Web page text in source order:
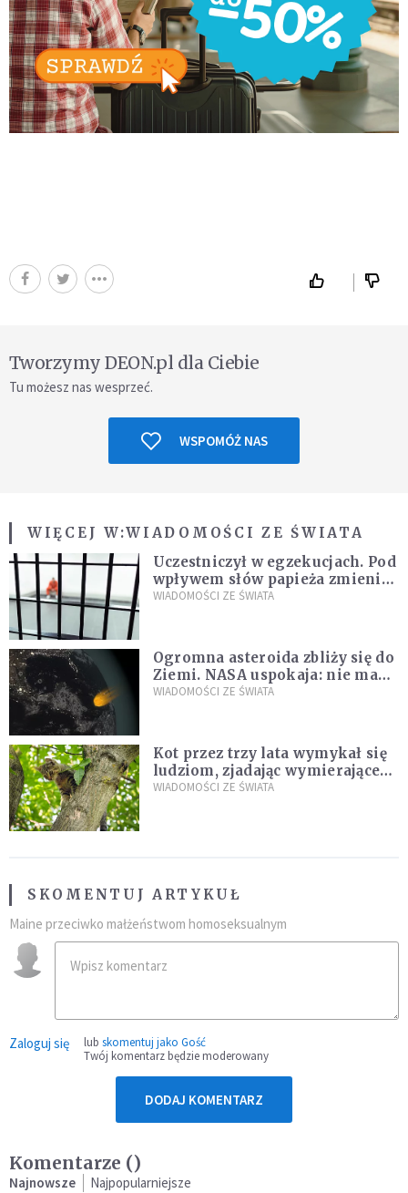
Tworzymy DEON.pl dla Ciebie
Tu możesz nas wesprzeć.
WSPOMÓŻ NAS
WIĘCEJ W:WIADOMOŚCI ZE ŚWIATA
Uczestniczył w egzekucjach. Pod
wpływem słów papieża zmienił
zdanie
WIADOMOŚCI ZE ŚWIATA
Ogromna asteroida zbliży się do
Ziemi. NASA uspokaja: nie ma
zagrożenia
WIADOMOŚCI ZE ŚWIATA
Kot przez trzy lata wymykał się
ludziom, zjadając wymierające
kaczki. W końcu popełnił
WIADOMOŚCI ZE ŚWIATA
SKOMENTUJ ARTYKUŁ
Maine przeciwko małżeństwom homoseksualnym
Zaloguj się lub skomentuj jako Gość
Twój komentarz będzie moderowany
DODAJ KOMENTARZ
Komentarze ()
Najnowsze Najpopularniejsze